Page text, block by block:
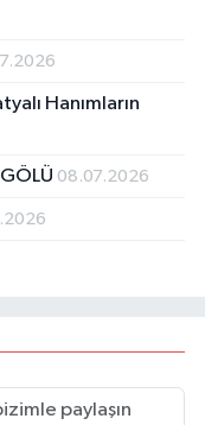
Hanımların
08.07.2026